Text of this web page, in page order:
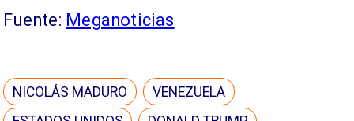
Fuente: Meganoticias
NICOLÁS MADURO
VENEZUELA